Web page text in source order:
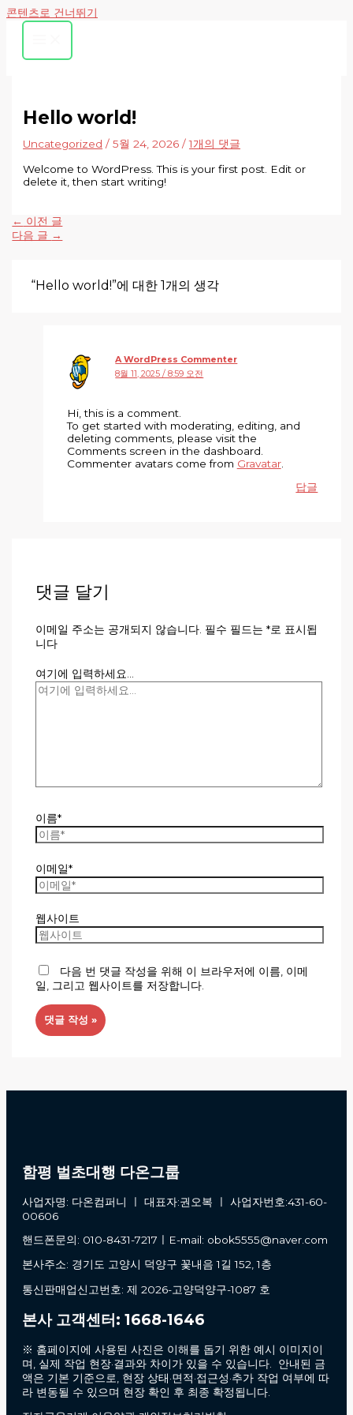
콘텐츠로 건너뛰기
Hello world!
Uncategorized /5월 24, 2026/1개의 댓글
Welcome to WordPress. This is your first post. Edit or
delete it, then start writing!
← 이전 글
다음 글 →
“Hello world!”에 대한 1개의 생각
A WordPress Commenter
8월 11, 2025 / 8:59 오전
Hi, this is a comment.
To get started with moderating, editing, and
deleting comments, please visit the
Comments screen in the dashboard.
Commenter avatars come from Gravatar.
답글
댓글 달기
이메일 주소는 공개되지 않습니다. 필수 필드는 *로 표시됩
니다
여기에 입력하세요...
이름*
이메일*
웹사이트
다음 번 댓글 작성을 위해 이 브라우저에 이름, 이메
일, 그리고 웹사이트를 저장합니다.
함평 벌초대행 다온그룹
사업자명: 다온컴퍼니 ㅣ 대표자:권오복 ㅣ 사업자번호:431-60-
00606
핸드폰문의: 010-8431-7217ㅣE-mail: obok5555@naver.com
본사주소: 경기도 고양시 덕양구 꽃내음 1길 152, 1층
통신판매업신고번호: 제 2026-고양덕양구-1087 호
본사 고객센터: 1668-1646
※ 홈페이지에 사용된 사진은 이해를 돕기 위한 예시 이미지이
며, 실제 작업 현장·결과와 차이가 있을 수 있습니다. 안내된 금
액은 기본 기준으로, 현장 상태·면적·접근성·추가 작업 여부에 따
라 변동될 수 있으며 현장 확인 후 최종 확정됩니다.